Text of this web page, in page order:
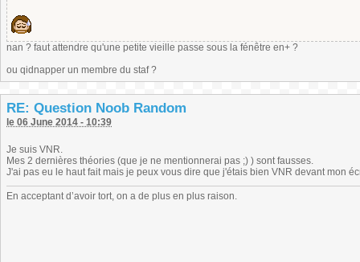
nan ? faut attendre qu'une petite vieille passe sous la fénêtre en+ ?
ou qidnapper un membre du staf ?
RE: Question Noob Random
le 06 June 2014 - 10:39
Je suis VNR.
Mes 2 dernières théories (que je ne mentionnerai pas ;) ) sont fausses.
J'ai pas eu le haut fait mais je peux vous dire que j'étais bien VNR devant mon
En acceptant d’avoir tort, on a de plus en plus raison.